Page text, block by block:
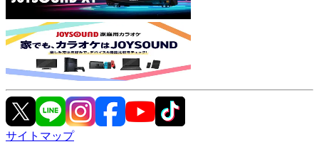
サイトマップ